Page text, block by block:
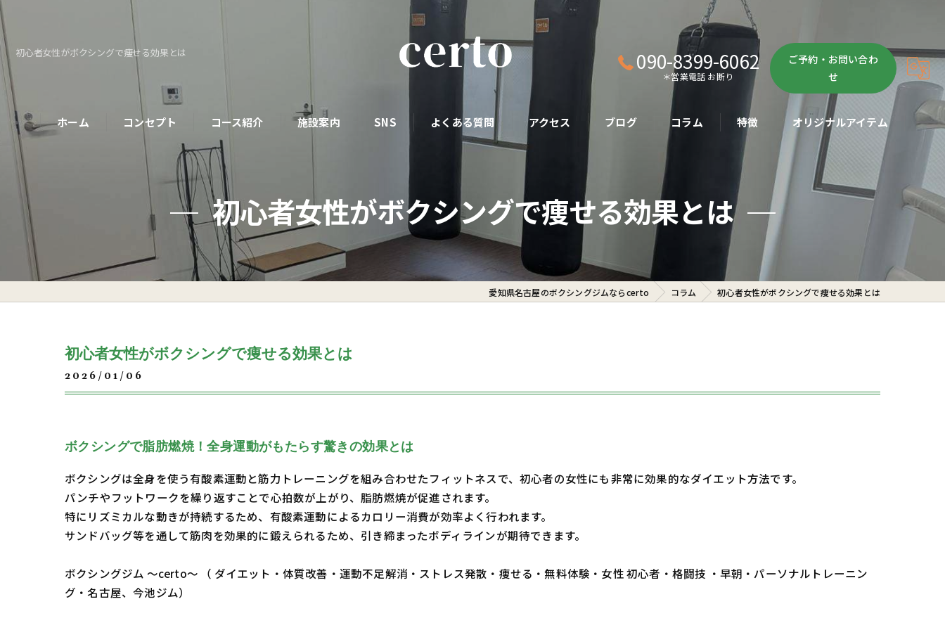
初心者女性がボクシングで痩せる効果とは 090-8399-6062
＊営業電話 お断り
ご予約・お問い合わ
せ
ホーム コンセプト コース紹介
パーソナルコース
初めての方へ
施設案内 SNS よくある質問 アクセス ブログ コラム 特徴
ボクササイズ
パーソナル
ボディメイク
初心者
ダイエット
オリジナルアイテム
初心者女性がボクシングで痩せる効果とは
愛知県名古屋のボクシングジムならcerto コラム 初心者女性がボクシングで痩せる効果とは
初心者女性がボクシングで痩せる効果とは
2026/01/06
ボクシングで脂肪燃焼！全身運動がもたらす驚きの効果とは
ボクシングは全身を使う有酸素運動と筋力トレーニングを組み合わせたフィットネスで、初心者の女性にも非常に効果的なダイエット方法です。
パンチやフットワークを繰り返すことで心拍数が上がり、脂肪燃焼が促進されます。
特にリズミカルな動きが持続するため、有酸素運動によるカロリー消費が効率よく行われます。
サンドバッグ等を通して筋肉を効果的に鍛えられるため、引き締まったボディラインが期待できます。
ボクシングジム ～certo～ （ ダイエット・体質改善・運動不足解消・ストレス発散・痩せる・無料体験・女性 初心者・格闘技 ・早朝・パーソナルトレーニン
グ・名古屋、今池ジム）